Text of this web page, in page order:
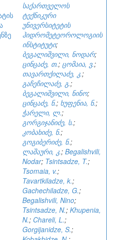
საქართველოს
ტექნიკური
უნივერსიტეტის
ჰიდრომეტეოროლოგიის
ინსტიტუტი;
ბეგალიშვილი, ნოდარ;
ცინცაძე, თ.; ცომაია, ვ.;
თავართქილაძე, კ.;
გაჩეჩილაძე, გ.;
ბეგალიშვილი, ნინო;
ცინცაძე, ნ.; ხუფენია, ნ.;
ჭარელი, ლ.;
გორგიჯანიძე, ს.;
კობახიძე, ნ.;
გოგიბერიძე, ნ.;
ლაშაური, კ.; Begalishvili,
Nodar; Tsintsadze, T.;
Tsomaia, v.;
Tavartkiladze, k.;
Gachechiladze, G.;
Begalishvili, Nino;
Tsintsadze, N.; Khupenia,
N.; Chareli, L.;
Gorgijanidze, S.;